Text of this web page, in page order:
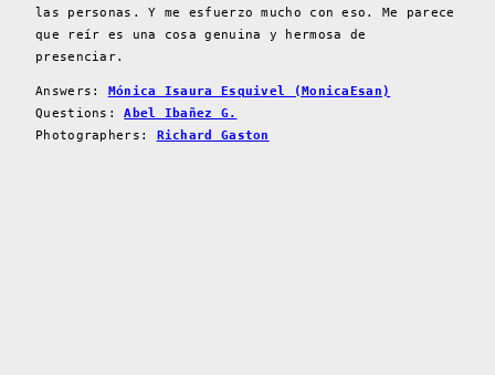
las personas. Y me esfuerzo mucho con eso. Me parece
que reír es una cosa genuina y hermosa de
presenciar.
Answers: Mónica Isaura Esquivel (MonicaEsan)
Questions:Abel Ibañez G.
Photographers:
Richard Gaston